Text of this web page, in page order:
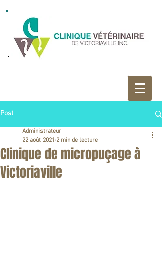
Post
Clinique de micropuçage à
Victoriaville
Administrateur
22 août 2021 2 min de lecture